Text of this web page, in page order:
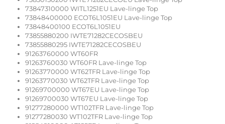
73847310000 WITL1251EU Lave-linge Top
73848400000 ECOT6L1051EU Lave-linge Top
73848400100 ECOT6L1051EU
73855880200 IWTE71282CECOSBEU
73855880295 IWTE71282CECOSBEU
91263760000 WT60FR
91263760030 WT60FR Lave-linge Top
91263770000 WT62TFR Lave-linge Top
91263770030 WT62TFR Lave-linge Top
91269700000 WT67EU Lave-linge Top
91269700030 WT67EU Lave-linge Top
91277280000 WT102TFR Lave-linge Top
91277280030 WT102TFR Lave-linge Top